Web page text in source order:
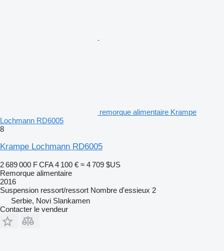
remorque alimentaire Krampe
Lochmann RD6005
8
Krampe Lochmann RD6005
2 689 000 F CFA 4 100 € ≈ 4 709 $US
Remorque alimentaire
2016
Suspension ressort/ressort Nombre d'essieux 2
Serbie, Novi Slankamen
Contacter le vendeur